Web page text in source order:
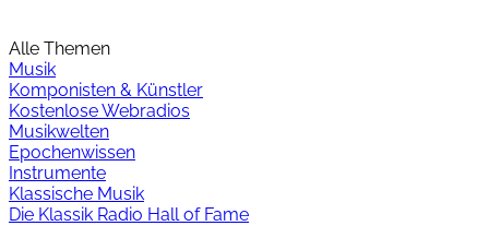
Alle Themen
Musik
Komponisten & Künstler
Kostenlose Webradios
Musikwelten
Epochenwissen
Instrumente
Klassische Musik
Die Klassik Radio Hall of Fame